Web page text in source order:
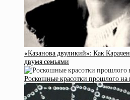
«Казанова двуликий»: Как
двумя семьями
Роскошные красотки прошлого на